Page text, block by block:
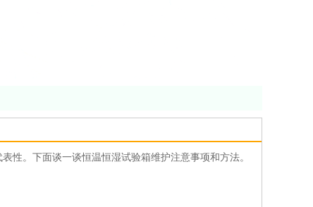
性。下面谈一谈恒温恒湿试验箱维护注意事项和方法。